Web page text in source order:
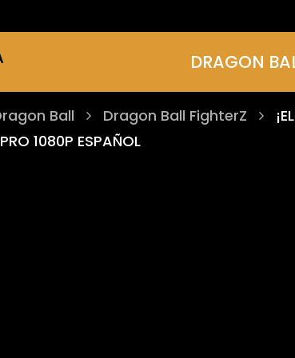
DRAGON
Ball Dragon Ball FighterZ
1080P ESPAÑOL